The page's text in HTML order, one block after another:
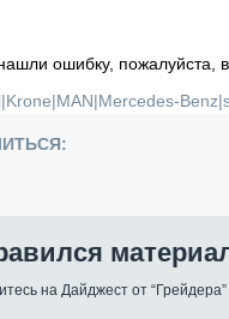
ошибку, пожалуйста,
|Krone|MAN|Mercedes-Benz|
на Дайджест от